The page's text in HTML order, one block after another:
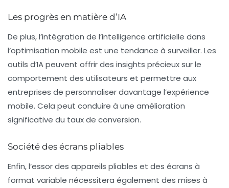
Les progrès en matière d’IA
De plus, l’intégration de l’intelligence artificielle dans
l’optimisation mobile est une tendance à surveiller. Les
outils d’IA peuvent offrir des insights précieux sur le
comportement des utilisateurs et permettre aux
entreprises de personnaliser davantage l’expérience
mobile. Cela peut conduire à une amélioration
significative du taux de conversion.
Société des écrans pliables
Enfin, l’essor des appareils pliables et des écrans à
format variable nécessitera également des mises à